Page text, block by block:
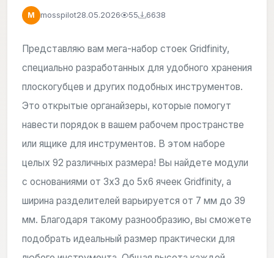
M mosspilot28.05.2026 55 6638
Представляю вам мега-набор стоек Gridfinity,
специально разработанных для удобного хранения
плоскогубцев и других подобных инструментов.
Это открытые органайзеры, которые помогут
навести порядок в вашем рабочем пространстве
или ящике для инструментов. В этом наборе
целых 92 различных размера! Вы найдете модули
с основаниями от 3x3 до 5x6 ячеек Gridfinity, а
ширина разделителей варьируется от 7 мм до 39
мм. Благодаря такому разнообразию, вы сможете
подобрать идеальный размер практически для